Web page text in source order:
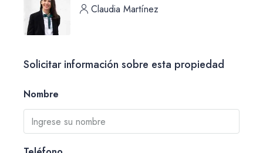
Claudia Martínez
Solicitar información sobre esta propiedad
Nombre